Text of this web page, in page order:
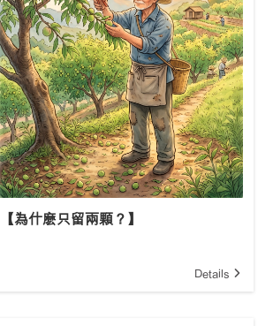
【為什麽只留兩顆？】
Details